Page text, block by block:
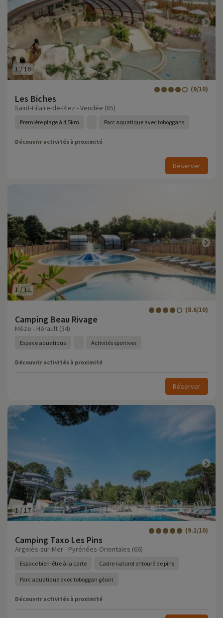
1 /16
Les Biches
(9/10)
Saint-Hilaire-de-Riez - Vendée (85)
Première plage à 4,5km Parc aquatique avec toboggans
Découvrir activités à proximité
Réserver
1 /11
Camping Beau Rivage
(8.6/10)
Mèze - Hérault (34)
Espace aquatique Activités sportives
Découvrir activités à proximité
Réserver
1/17
Camping Taxo Les Pins
(9.1/10)
Argelès-sur-Mer - Pyrénées-Orientales (66)
Espace bien-être à la carte Cadre naturel entouré de pins
Parc aquatique avec toboggan géant
Découvrir activités à proximité